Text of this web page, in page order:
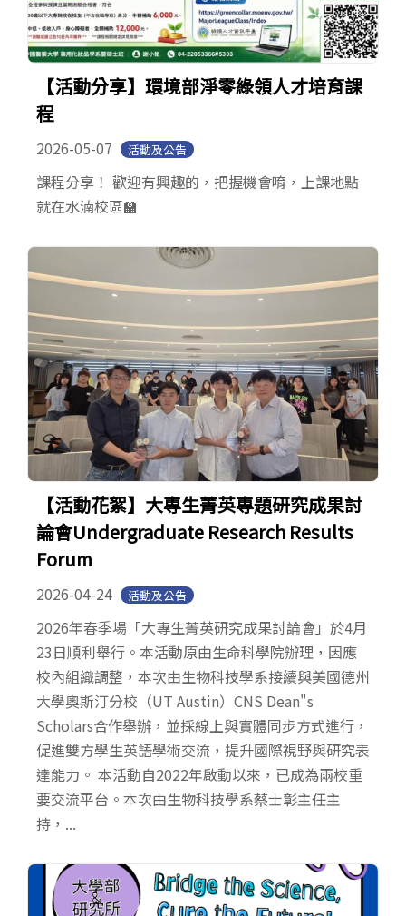
【活動分享】環境部淨零綠領人才培育課
程
2026-05-07 活動及公告
課程分享！ 歡迎有興趣的，把握機會唷，上課地點
就在水湳校區🏫
【活動花絮】大專生菁英專題研究成果討
論會Undergraduate Research Results
Forum
2026-04-24 活動及公告
2026年春季場「大專生菁英研究成果討論會」於4月
23日順利舉行。本活動原由生命科學院辦理，因應
校內組織調整，本次由生物科技學系接續與美國德州
大學奧斯汀分校（UT Austin）CNS Dean"s
Scholars合作舉辦，並採線上與實體同步方式進行，
促進雙方學生英語學術交流，提升國際視野與研究表
達能力。 本活動自2022年啟動以來，已成為兩校重
要交流平台。本次由生物科技學系蔡士彰主任主
持，...